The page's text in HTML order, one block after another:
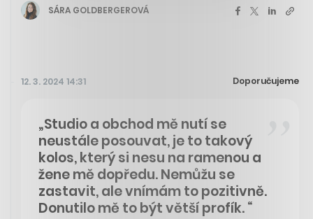
SÁRA GOLDBERGEROVÁ
12. 3. 2024 14:31 Doporučujeme
„Studio a obchod mě nutí se
neustále posouvat, je to takový
kolos, který si nesu na ramenou a
žene mě dopředu. Nemůžu se
zastavit, ale vnímám to pozitivně.
Donutilo mě to být větší profík. “